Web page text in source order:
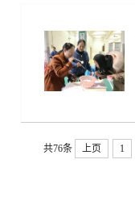
共76条 上页 1